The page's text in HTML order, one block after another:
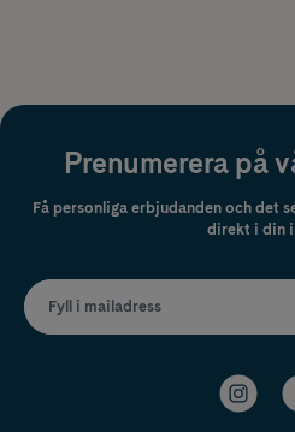
Prenumerera på
Få personliga erbjudanden och det
direkt i din
Fyll i mailadress